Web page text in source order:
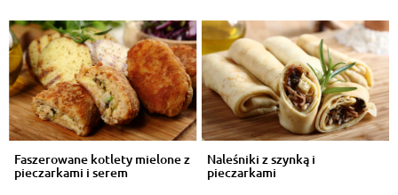
Faszerowane kotlety mielone z
pieczarkami i serem
Naleśniki z szynką i
pieczarkami